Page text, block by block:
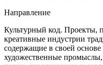
Направление
Культурный код. Проекты,
креативные индустрии
содержащие в своей
художественные